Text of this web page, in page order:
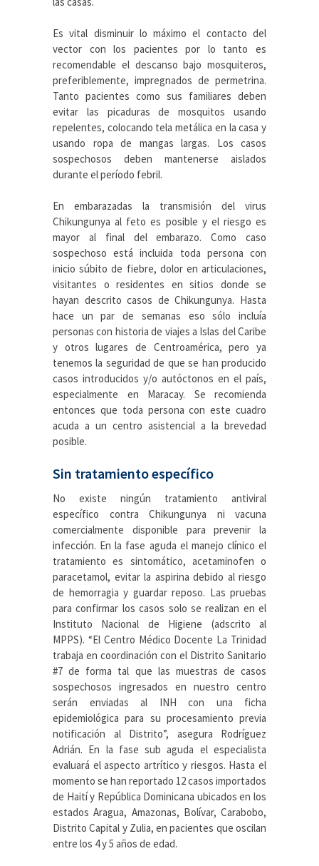
Es vital disminuir lo máximo el contacto del
vector con los pacientes por lo tanto es
recomendable el descanso bajo mosquiteros,
preferiblemente, impregnados de permetrina.
Tanto pacientes como sus familiares deben
evitar las picaduras de mosquitos usando
repelentes, colocando tela metálica en la casa y
usando ropa de mangas largas. Los casos
sospechosos deben mantenerse aislados
durante el período febril.
En embarazadas la transmisión del virus
Chikungunya al feto es posible y el riesgo es
mayor al final del embarazo. Como caso
sospechoso está incluida toda persona con
inicio súbito de fiebre, dolor en articulaciones,
visitantes o residentes en sitios donde se
hayan descrito casos de Chikungunya. Hasta
hace un par de semanas eso sólo incluía
personas con historia de viajes a Islas del Caribe
y otros lugares de Centroamérica, pero ya
tenemos la seguridad de que se han producido
casos introducidos y/o autóctonos en el país,
especialmente en Maracay. Se recomienda
entonces que toda persona con este cuadro
acuda a un centro asistencial a la brevedad
posible.
Sin tratamiento específico
No existe ningún tratamiento antiviral
específico contra Chikungunya ni vacuna
comercialmente disponible para prevenir la
infección. En la fase aguda el manejo clínico el
tratamiento es sintomático, acetaminofen o
paracetamol, evitar la aspirina debido al riesgo
de hemorragia y guardar reposo. Las pruebas
para confirmar los casos solo se realizan en el
Instituto Nacional de Higiene (adscrito al
MPPS). “El Centro Médico Docente La Trinidad
trabaja en coordinación con el Distrito Sanitario
#7 de forma tal que las muestras de casos
sospechosos ingresados en nuestro centro
serán enviadas al INH con una ficha
epidemiológica para su procesamiento previa
notificación al Distrito”, asegura Rodríguez
Adrián. En la fase sub aguda el especialista
evaluará el aspecto artrítico y riesgos. Hasta el
momento se han reportado 12 casos importados
de Haití y República Dominicana ubicados en los
estados Aragua, Amazonas, Bolívar, Carabobo,
Distrito Capital y Zulia, en pacientes que oscilan
entre los 4 y 5 años de edad.